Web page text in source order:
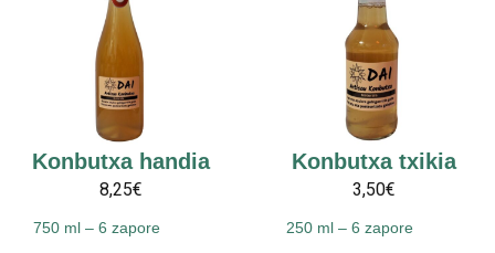
Konbutxa handia
8,25€
750 ml – 6 zapore
Konbutxa txikia
3,50€
250 ml – 6 zapore